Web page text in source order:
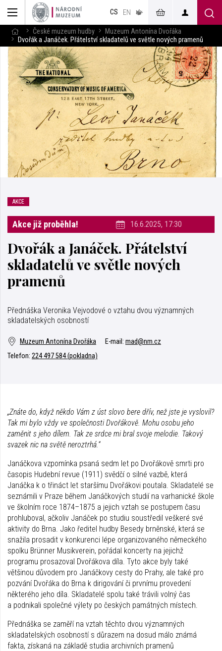
CS EN
v českém
jazyce
České muzeum hudby
Muzeum Antonína Dvořáka
Dvořák a Janáček. Přátelství skladatelů ve světle nových pramenů
AKCE
Akce již proběhla! 16.6.2025, 17:30
Dvořák a Janáček. Přátelství
skladatelů ve světle nových
pramenů
Přednáška Veronika Vejvodové o vztahu dvou významných
skladatelských osobností
Muzeum Antonína Dvořáka E-mail: mad@nm.cz
Telefon: 224 497 584 (pokladna)
„Znáte do, když někdo Vám z úst slovo bere dřív, než jste je vyslovil?
Tak mi bylo vždy ve společnosti Dvořákově. Mohu osobu jeho
zaměnit s jeho dílem. Tak ze srdce mi bral svoje melodie. Takový
svazek nic na světě neroztrhá.“
Janáčkova vzpomínka psaná sedm let po Dvořákově smrti pro
časopis Hudební revue (1911) svědčí o silné vazbě, která
Janáčka k o třináct let staršímu Dvořákovi poutala. Skladatelé se
seznámili v Praze během Janáčkových studií na varhanické škole
ve školním roce 1874–1875 a jejich vztah se postupem času
prohluboval, ačkoliv Janáček po studiu soustředil veškeré své
aktivity do Brna. Jako ředitel hudby Besedy brněnské, která se
snažila prosadit v konkurenci lépe organizovaného německého
spolku Brünner Musikverein, pořádal koncerty na jejichž
programu prosazoval Dvořákova díla. Tyto akce byly také
většinou důvodem pro Janáčkovy cesty do Prahy, ale také pro
pozvání Dvořáka do Brna k dirigování či prvnímu provedení
některého jeho díla. Skladatelé spolu také trávili volný čas
a podnikali společné výlety po českých památných místech.
Přednáška se zaměří na vztah těchto dvou významných
skladatelských osobností s důrazem na dosud málo známá
fakta, získaná na základě studia archivních pramenů